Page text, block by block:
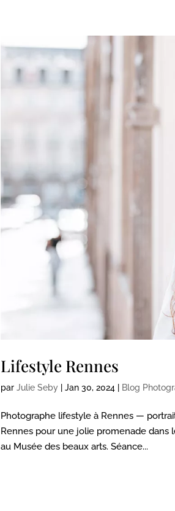
Lifestyle Rennes
parJulie Seby |Jan 30, 2024 Blog
Photographe lifestyle à Rennes —
Rennes pour une jolie promenade dans
au Musée des beaux arts. Séance...